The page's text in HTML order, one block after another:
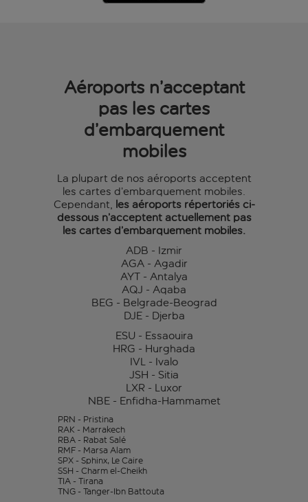
Aéroports n’acceptant
pas les cartes
d’embarquement
mobiles
La plupart de nos aéroports acceptent
les cartes d’embarquement mobiles.
Cependant, les aéroports répertoriés ci-
dessous n’acceptent actuellement pas
les cartes d’embarquement mobiles.
ADB - Izmir
AGA - Agadir
AYT - Antalya
AQJ - Aqaba
BEG - Belgrade-Beograd
DJE - Djerba
ESU - Essaouira
HRG - Hurghada
IVL - Ivalo
JSH - Sitia
LXR - Luxor
NBE - Enfidha-Hammamet
PRN - Pristina
RAK - Marrakech
RBA - Rabat Salé
RMF - Marsa Alam
SPX - Sphinx, Le Caire
SSH - Charm el-Cheikh
TIA - Tirana
TNG - Tanger-Ibn Battouta